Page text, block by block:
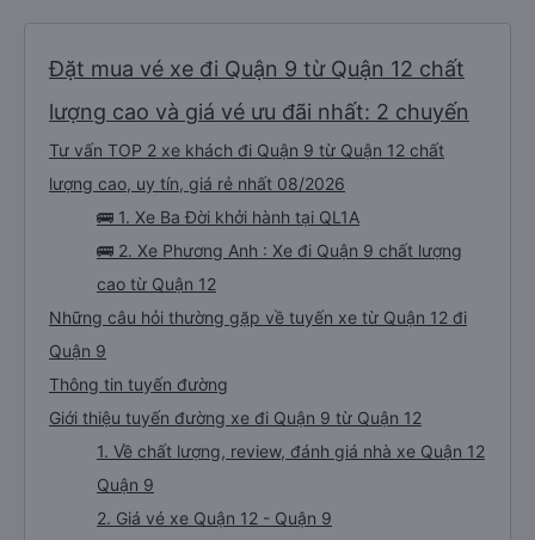
Đặt mua vé xe đi Quận 9 từ Quận 12 chất
lượng cao và giá vé ưu đãi nhất: 2 chuyến
Tư vấn TOP 2 xe khách đi Quận 9 từ Quận 12 chất
lượng cao, uy tín, giá rẻ nhất 08/2026
🚌 1. Xe Ba Đời khởi hành tại QL1A
🚌 2. Xe Phương Anh : Xe đi Quận 9 chất lượng
cao từ Quận 12
Những câu hỏi thường gặp về tuyến xe từ Quận 12 đi
Quận 9
Thông tin tuyến đường
Giới thiệu tuyến đường xe đi Quận 9 từ Quận 12
1. Về chất lượng, review, đánh giá nhà xe Quận 12
Quận 9
2. Giá vé xe Quận 12 - Quận 9